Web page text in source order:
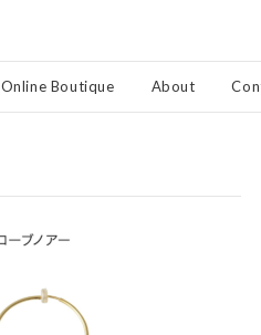
Online Boutique About